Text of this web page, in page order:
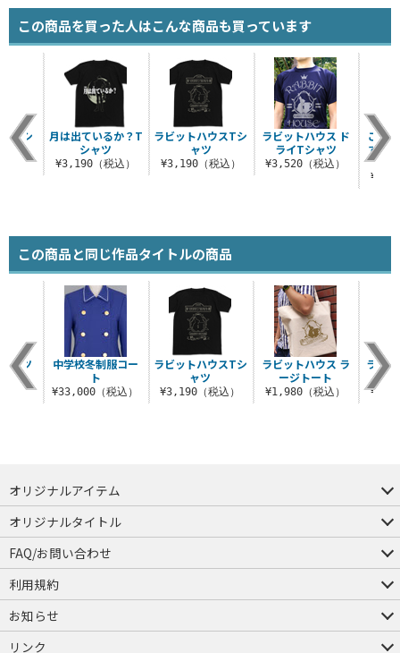
この商品を買った人はこんな商品も買っています
ラビットハウスTシ
ャツ
¥3,190（税込）
ラビットハウス ド
ライTシャツ
¥3,520（税込）
ご注
すか
△ Tシ
込）
月は出ているか？T
シャツ
¥3,190（税込）
この商品と同じ作品タイトルの商品
ラビットハウスTシ
ャツ
¥3,190（税込）
ラビットハウス ラ
ージトート
¥1,980（税込）
ラビ
ラ
ャツ
込）
中学校冬制服コー
ト
¥33,000（税込）
オリジナルアイテム
つままれ
つかまれ
ピョコッテ
オリジナルタイトル
アイテムヤ
ミスカトニック大學購買部
FAQ/お問い合わせ
FAQ
お問い合わせ
利用規約
会員規約・ポイント規約
特定商取引法に関する表示
プライバシーポリシー
お知らせ
店舗情報
採用情報
発売日変更のお知らせ
販売代理店・取扱店募集
海外のご案内（English）
リンク